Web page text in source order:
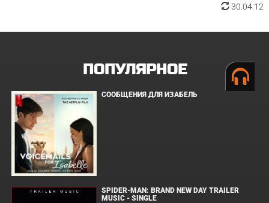
30.04.12
ПОПУЛЯРНОЕ
СООБЩЕНИЯ ДЛЯ ИЗАБЕЛЬ
SPIDER-MAN: BRAND NEW DAY TRAILER
MUSIC - SINGLE